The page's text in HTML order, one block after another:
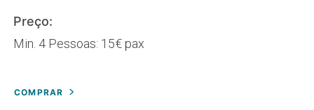
Preço:
Min. 4 Pessoas: 15€ pax
COMPRAR